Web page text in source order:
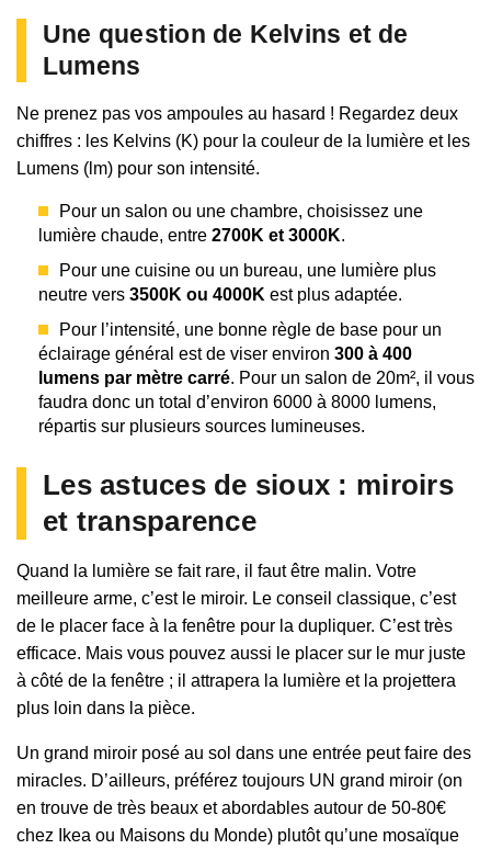
Une question de Kelvins et de
Lumens
Ne prenez pas vos ampoules au hasard ! Regardez deux
chiffres : les Kelvins (K) pour la couleur de la lumière et les
Lumens (lm) pour son intensité.
Pour un salon ou une chambre, choisissez une
lumière chaude, entre 2700K et 3000K.
Pour une cuisine ou un bureau, une lumière plus
neutre vers 3500K ou 4000K est plus adaptée.
Pour l’intensité, une bonne règle de base pour un
éclairage général est de viser environ 300 à 400
lumens par mètre carré. Pour un salon de 20m², il vous
faudra donc un total d’environ 6000 à 8000 lumens,
répartis sur plusieurs sources lumineuses.
Les astuces de sioux : miroirs
et transparence
Quand la lumière se fait rare, il faut être malin. Votre
meilleure arme, c’est le miroir. Le conseil classique, c’est
de le placer face à la fenêtre pour la dupliquer. C’est très
efficace. Mais vous pouvez aussi le placer sur le mur juste
à côté de la fenêtre ; il attrapera la lumière et la projettera
plus loin dans la pièce.
Un grand miroir posé au sol dans une entrée peut faire des
miracles. D’ailleurs, préférez toujours UN grand miroir (on
en trouve de très beaux et abordables autour de 50-80€
chez Ikea ou Maisons du Monde) plutôt qu’une mosaïque